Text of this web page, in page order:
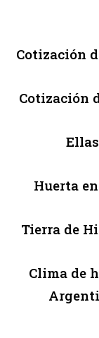
Cotización
Cotización
Ellas
Huerta
Tierra de
Clima de